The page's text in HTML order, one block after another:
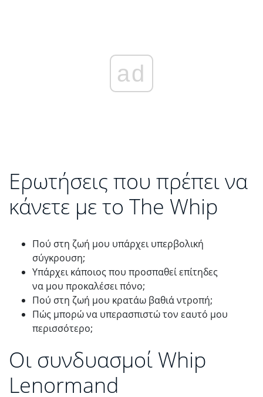
ad
Ερωτήσεις που πρέπει να
κάνετε με το The Whip
Πού στη ζωή μου υπάρχει υπερβολική
σύγκρουση;
Υπάρχει κάποιος που προσπαθεί επίτηδες
να μου προκαλέσει πόνο;
Πού στη ζωή μου κρατάω βαθιά ντροπή;
Πώς μπορώ να υπερασπιστώ τον εαυτό μου
περισσότερο;
Οι συνδυασμοί Whip
Lenormand